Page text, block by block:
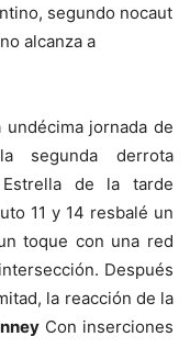
segundo nocaut
alcanza a
jornada de
segunda derrota
de la tarde
11 y 14 resbalé un
toque con una red
Después
la reacción de la
Con inserciones